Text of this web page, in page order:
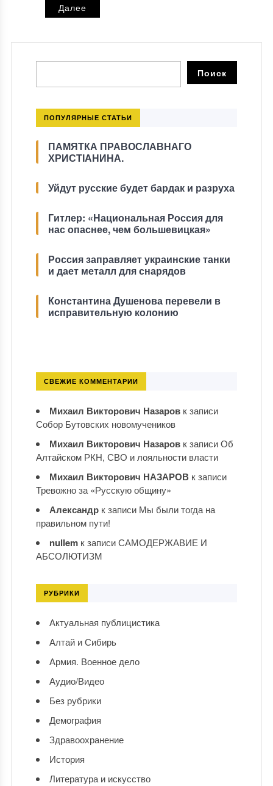
Далее
ПОПУЛЯРНЫЕ СТАТЬИ
ПАМЯТКА ПРАВОСЛАВНАГО
ХРИСТІАНИНА.
Уйдут русские будет бардак и разруха
Гитлер: «Национальная Россия для
нас опаснее, чем большевицкая»
Россия заправляет украинские танки
и дает металл для снарядов
Константина Душенова перевели в
исправительную колонию
СВЕЖИЕ КОММЕНТАРИИ
Михаил Викторович Назаровк записи
Собор Бутовских новомучеников
Михаил Викторович Назаровк записиОб
Алтайском РКН, СВО и лояльности власти
Михаил Викторович НАЗАРОВ к записи
Тревожно за «Русскую общину»
Александрк записи Мы были тогда на
правильном пути!
nullemк записиСАМОДЕРЖАВИЕ И
АБСОЛЮТИЗМ
РУБРИКИ
Актуальная публицистика
Алтай и Сибирь
Армия. Военное дело
Аудио/Видео
Без рубрики
Демография
Здравоохранение
История
Литература и искусство